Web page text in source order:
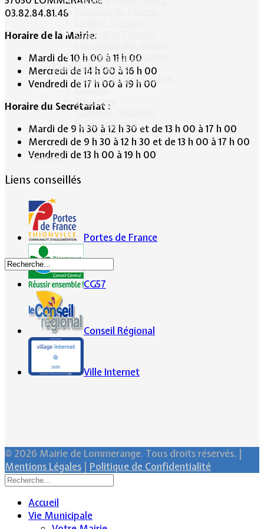
Croix de la Passion
Chapelle Ste Appoline
Galeries de photos
Lommerange autrefois
Lavoirs
Paysages
Écoles & Villageois
Église, chapelle...
Contact
03.82.84.81.48
Horaire de la Mairie:
Mardi de 10 h 00 à 11 h 00
Mercredi de 14 h 00 à 16 h 00
Vendredi de 17 h 00 à 19 h 00
Horaire du Secrétariat :
Mardi de 9 h 30 à 12 h 30 et de 13 h 00 à 17 h 00
Mercredi de 9 h 30 à 12 h 30 et de 13 h 00 à 17 h 00
Vendredi de 13 h 00 à 19 h 00
Liens conseillés
Portes de France
CG57
Conseil Régional
Ville Internet
© 2026 Mairie de Lommerange. Tous droits réservés. |
Mentions Légales
Politique de Confidentialité
Accueil
Vie Municipale